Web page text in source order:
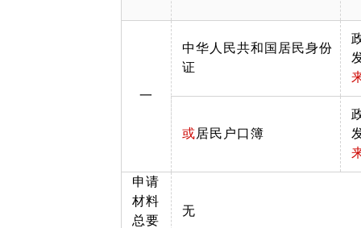
一
中华人民共和国居民身份
证
或居民户口簿
申请
材料
总要
无